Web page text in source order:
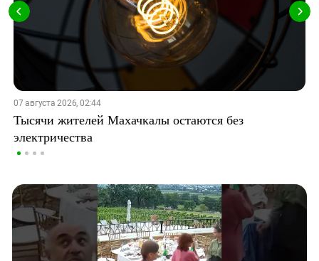
07 августа 2026, 02:44
Тысячи жителей Махачкалы остаются без
электричества